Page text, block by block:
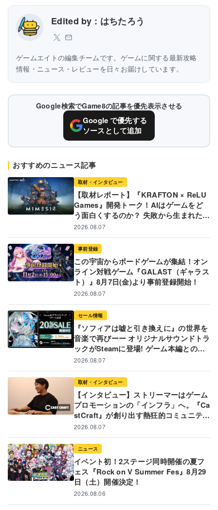
Edited by : はちたろう
ゲームエイトの編集チームです。ゲームに関する最新攻略
情報・ニュース・レビューを日々お届けしています。
Google検索でGame8の記事を優先表示させる
Google で優先する
ソースとして追加
おすすめのニュース記事
取材・インタビュー
【取材レポート】『KRAFTON × ReLU
Games』開発トーク！AIはゲームをど
う面白くするのか？ 失敗から生まれた革
新的な開発ツールと現場のリアル
2026.08.07
事前登録
この宇宙からボードゲームが集結！オン
ライン対戦ゲーム『GALAST（ギャラス
ト）』8月7日(金)より事前登録開始！
2026.08.07
セール情報
『ソフィアは嘘と引き換えに』の世界を
音楽で再びーー オリジナルサウンドトラ
ックがSteamに登場! ゲーム本編とのバ
ンドル販売&20%オフ記念セールも実施
中!
2026.08.07
取材・インタビュー
【インタビュー】ストリーマーはゲーム
プロモーションの「インフラ」へ。『Ca
stCraft』が創り出す熱狂的コミュニティ
と新たなゲームPR戦略
2026.08.07
ニュース
イベント初！2ステージ同時開催の夏フ
ェス『Rock on V Summer Fes』8月29
日（土）開催決定！
2026.08.06